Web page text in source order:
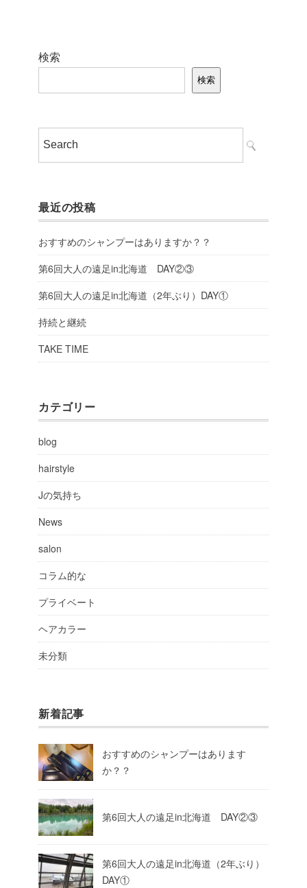
検索
検索
最近の投稿
おすすめのシャンプーはありますか？？
第6回大人の遠足in北海道 DAY②③
第6回大人の遠足in北海道（2年ぶり）DAY①
持続と継続
TAKE TIME
カテゴリー
blog
hairstyle
Jの気持ち
News
salon
コラム的な
プライベート
ヘアカラー
未分類
新着記事
おすすめのシャンプーはあります
か？？
第6回大人の遠足in北海道 DAY②③
第6回大人の遠足in北海道（2年ぶり）
DAY①